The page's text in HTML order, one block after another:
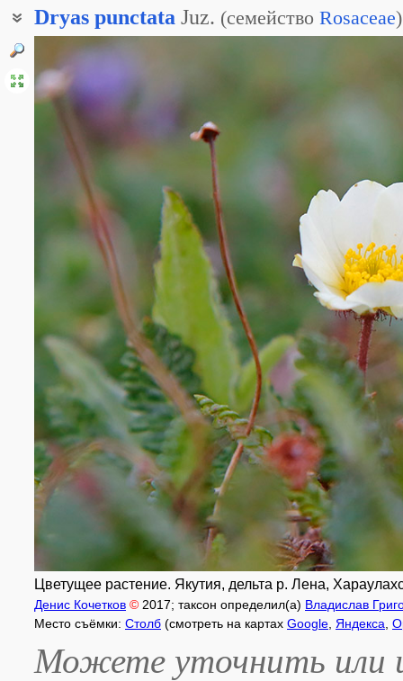
Dryas punctata Juz. (семейство Rosaceae)
Дриада камчатская
Цветущее растение. Якутия, дельта р. Лена,
Денис Кочетков © 2017; таксон определил(а) Владислав
Место съёмки: Столб (смотреть на картах Google Яндекса
Можете уточнить или